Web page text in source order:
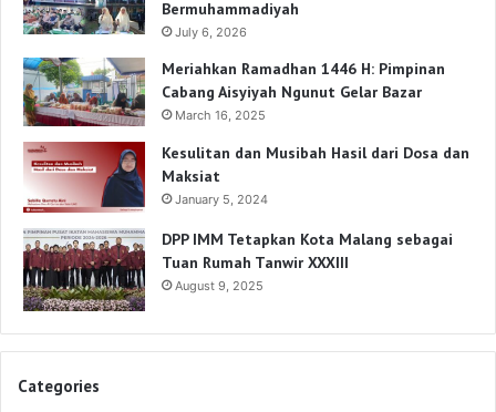
Bermuhammadiyah
July 6, 2026
Meriahkan Ramadhan 1446 H: Pimpinan
Cabang Aisyiyah Ngunut Gelar Bazar
March 16, 2025
Kesulitan dan Musibah Hasil dari Dosa dan
Maksiat
January 5, 2024
DPP IMM Tetapkan Kota Malang sebagai
Tuan Rumah Tanwir XXXIII
August 9, 2025
Categories